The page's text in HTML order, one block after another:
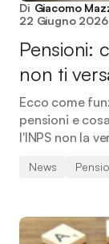
Di Giacomo
22 Giugno 2026
Pensioni:
non ti
Ecco come
pensioni e
l'INPS non la
News